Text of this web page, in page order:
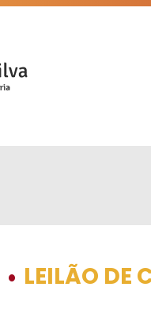
• LEILÃO DE